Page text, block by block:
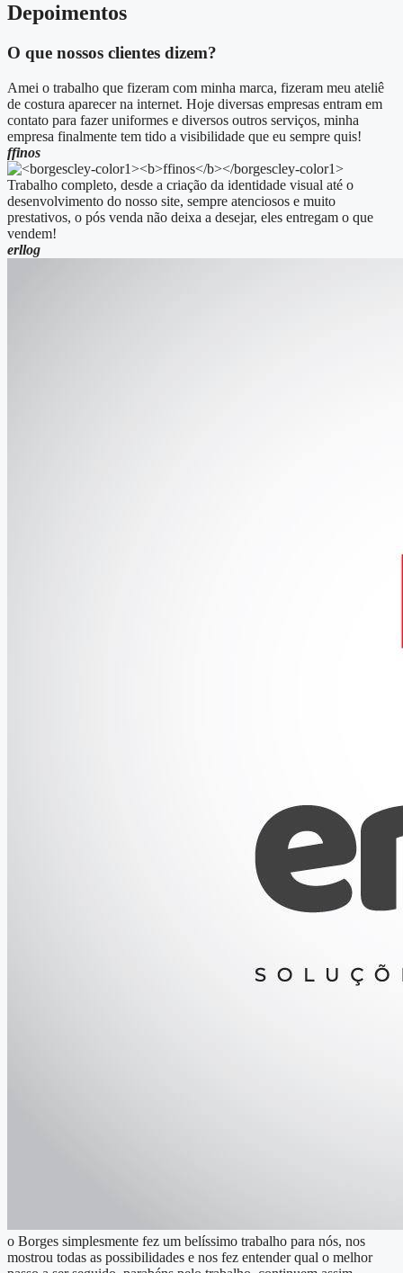
Depoimentos
O que nossos clientes dizem?
Amei o trabalho que fizeram com minha marca, fizeram meu ateliê
de costura aparecer na internet. Hoje diversas empresas entram em
contato para fazer uniformes e diversos outros serviços, minha
empresa finalmente tem tido a visibilidade que eu sempre quis!
ffinos
Trabalho completo, desde a criação da identidade visual até o
desenvolvimento do nosso site, sempre atenciosos e muito
prestativos, o pós venda não deixa a desejar, eles entregam o que
vendem!
erllog
o Borges simplesmente fez um belíssimo trabalho para nós, nos
mostrou todas as possibilidades e nos fez entender qual o melhor